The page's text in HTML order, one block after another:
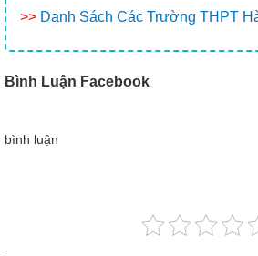
>> Danh Sách Các Trường THPT
Bình Luận Facebook
bình luận
.